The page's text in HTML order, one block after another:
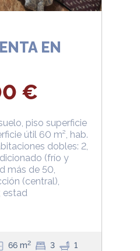
EN
€
piso superficie
útil 60 m², hab.
dobles: 2,
(frío y
más de 50,
(central),
estad
66 m2 3 1